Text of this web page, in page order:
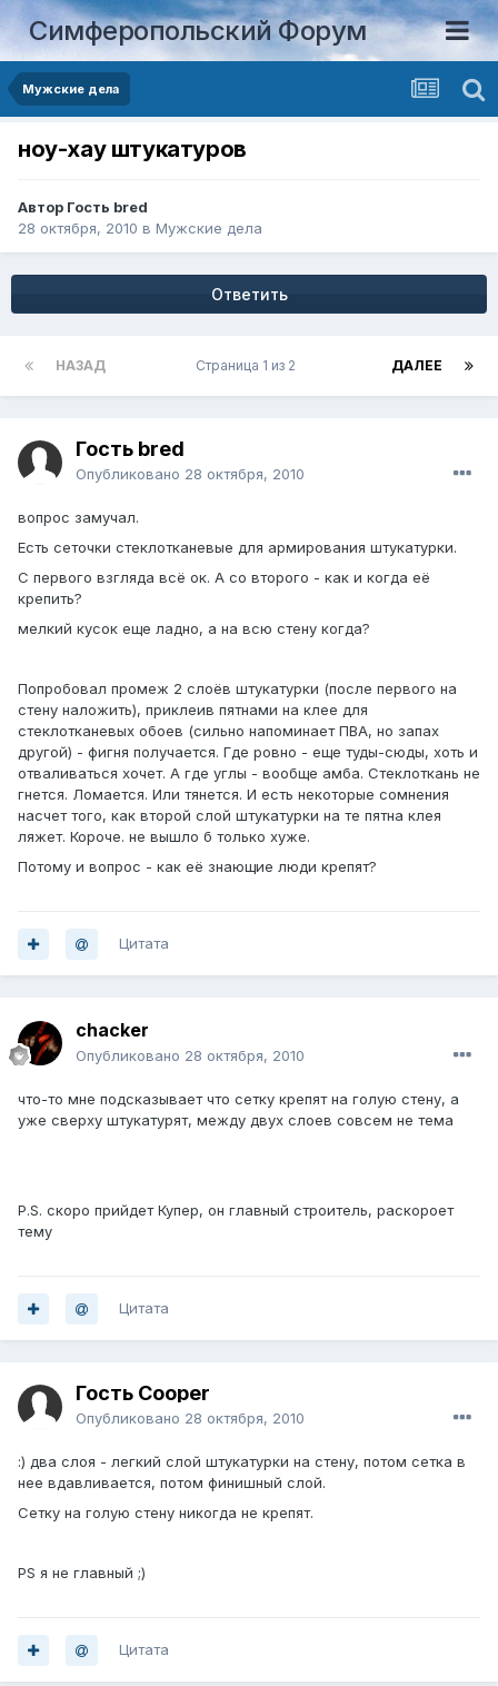
Симферопольский Форум
Мужские дела
ноу-хау штукатуров
Автор Гость bred
28 октября, 2010 в Мужские дела
Ответить
НАЗАД ДАЛЕЕ
Страница 1 из 2
Гость bred
Опубликовано 28 октября, 2010
вопрос замучал.
Есть сеточки стеклотканевые для армирования штукатурки.
С первого взгляда всё ок. А со второго - как и когда её
крепить?
мелкий кусок еще ладно, а на всю стену когда?
Попробовал промеж 2 слоёв штукатурки (после первого на
стену наложить), приклеив пятнами на клее для
стеклотканевых обоев (сильно напоминает ПВА, но запах
другой) - фигня получается. Где ровно - еще туды-сюды, хоть и
отваливаться хочет. А где углы - вообще амба. Стеклоткань не
гнется. Ломается. Или тянется. И есть некоторые сомнения
насчет того, как второй слой штукатурки на те пятна клея
ляжет. Короче. не вышло б только хуже.
Потому и вопрос - как её знающие люди крепят?
Цитата
chacker
Опубликовано 28 октября, 2010
что-то мне подсказывает что сетку крепят на голую стену, а
уже сверху штукатурят, между двух слоев совсем не тема
P.S. скоро прийдет Купер, он главный строитель, раскороет
тему
Цитата
Гость Cooper
Опубликовано 28 октября, 2010
:) два слоя - легкий слой штукатурки на стену, потом сетка в
нее вдавливается, потом финишный слой.
Сетку на голую стену никогда не крепят.
PS я не главный ;)
Цитата